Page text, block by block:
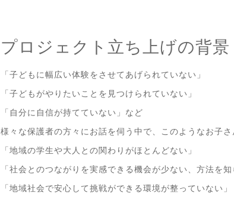
プロジェクト立ち上げの背景
「子どもに幅広い体験をさせてあげられていない」
「子どもがやりたいことを見つけられていない」
「自分に自信が持てていない」など
様々な保護者の方々にお話を伺う中で、このようなお子
「地域の学生や大人との関わりがほとんどない」
「社会とのつながりを実感できる機会が少ない、方法を知
「地域社会で安心して挑戦ができる環境が整っていない」